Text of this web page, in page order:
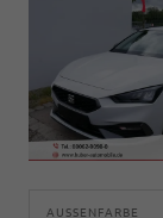
AUSSENFARBE